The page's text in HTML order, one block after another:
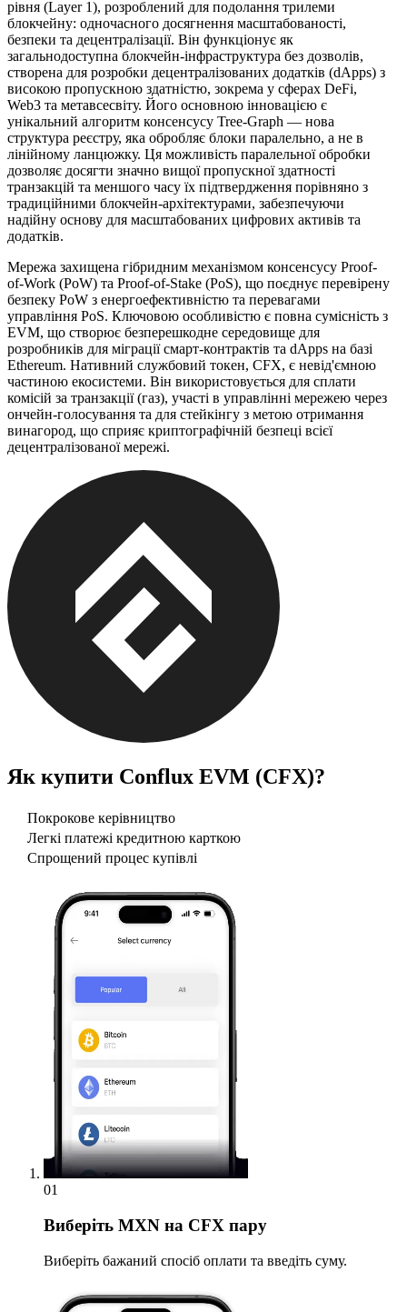
рівня (Layer 1), розроблений для подолання трилеми
блокчейну: одночасного досягнення масштабованості,
безпеки та децентралізації. Він функціонує як
загальнодоступна блокчейн-інфраструктура без дозволів,
створена для розробки децентралізованих додатків (dApps) з
високою пропускною здатністю, зокрема у сферах DeFi,
Web3 та метавсесвіту. Його основною інновацією є
унікальний алгоритм консенсусу Tree-Graph — нова
структура реєстру, яка обробляє блоки паралельно, а не в
лінійному ланцюжку. Ця можливість паралельної обробки
дозволяє досягти значно вищої пропускної здатності
транзакцій та меншого часу їх підтвердження порівняно з
традиційними блокчейн-архітектурами, забезпечуючи
надійну основу для масштабованих цифрових активів та
додатків.
Мережа захищена гібридним механізмом консенсусу Proof-
of-Work (PoW) та Proof-of-Stake (PoS), що поєднує перевірену
безпеку PoW з енергоефективністю та перевагами
управління PoS. Ключовою особливістю є повна сумісність з
EVM, що створює безперешкодне середовище для
розробників для міграції смарт-контрактів та dApps на базі
Ethereum. Нативний службовий токен, CFX, є невід'ємною
частиною екосистеми. Він використовується для сплати
комісій за транзакції (газ), участі в управлінні мережею через
ончейн-голосування та для стейкінгу з метою отримання
винагород, що сприяє криптографічній безпеці всієї
децентралізованої мережі.
Як купити Conflux EVM (CFX)?
Покрокове керівництво
Легкі платежі кредитною карткою
Спрощений процес купівлі
01
Виберіть MXN на CFX пару
Виберіть бажаний спосіб оплати та введіть суму.